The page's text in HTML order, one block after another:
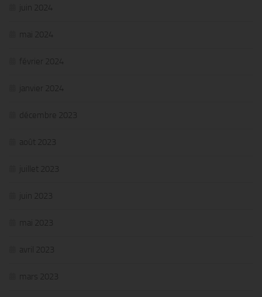
juin 2024
mai 2024
février 2024
janvier 2024
décembre 2023
août 2023
juillet 2023
juin 2023
mai 2023
avril 2023
mars 2023